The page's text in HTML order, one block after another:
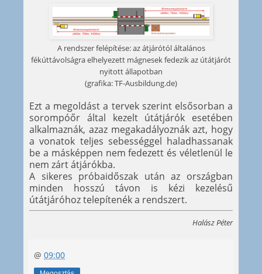
A rendszer felépítése: az átjárótól általános
fékúttávolságra elhelyezett mágnesek fedezik az útátjárót
nyitott állapotban
(grafika: TF-Ausbildung.de)
Ezt a megoldást a tervek szerint elsősorban a
sorompóőr által kezelt útátjárók esetében
alkalmaznák, azaz megakadályoznák azt, hogy
a vonatok teljes sebességgel haladhassanak
be a másképpen nem fedezett és véletlenül le
nem zárt átjárókba.
A sikeres próbaidőszak után az országban
minden hosszú távon is kézi kezelésű
útátjáróhoz telepítenék a rendszert.
Halász Péter
@ 09:00